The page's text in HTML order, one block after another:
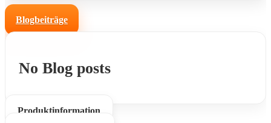
Blogbeiträge
No Blog posts
Produktinformation